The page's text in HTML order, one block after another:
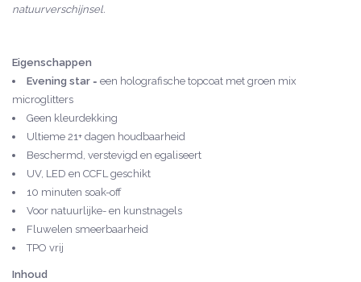
natuurverschijnsel.
Eigenschappen
Evening star = een holografische topcoat met groen mix
microglitters
Geen kleurdekking
Ultieme 21+ dagen houdbaarheid
Beschermd, verstevigd en egaliseert
UV, LED en CCFL geschikt
10 minuten soak-off
Voor natuurlijke- en kunstnagels
Fluwelen smeerbaarheid
TPO vrij
Inhoud